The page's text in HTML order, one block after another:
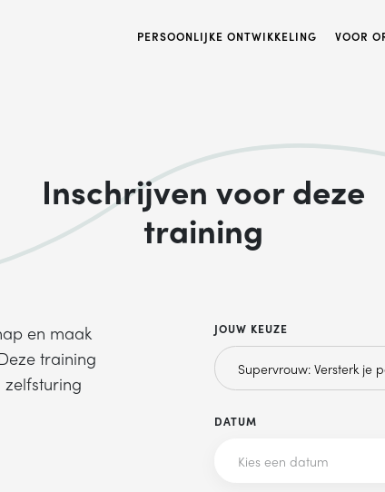
PERSOONLIJKE ONTWIKKELING VOOR
Inschrijven voor deze
training
en maak
training
JOUW KEUZE
DATUM
Kies een datum